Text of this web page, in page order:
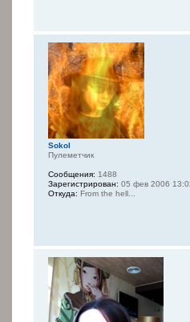
Sokol
Пулеметчик
Сообщения: 1488
Зарегистрирован: 05 фев 2006
Откуда: From the hell...